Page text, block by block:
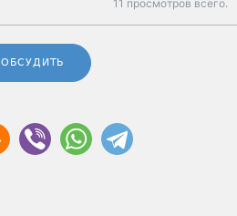
11 просмотров всего.
ОБСУДИТЬ